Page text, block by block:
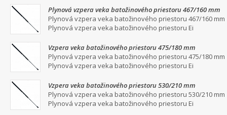
Plynová vzpera veka batožinového priestoru 467/160 mm
Plynová vzpera veka batožinového priestoru 467/160 mm
Plynová vzpera veka batožinového priestoru Ei
Vzpera veka batožinového priestoru 475/180 mm
Plynová vzpera veka batožinového priestoru 475/180 mm
Plynová vzpera veka batožinového priestoru Ei
Vzpera veka batožinového priestoru 530/210 mm
Plynová vzpera veka batožinového priestoru 530/210 mm
Plynová vzpera veka batožinového priestoru Ei